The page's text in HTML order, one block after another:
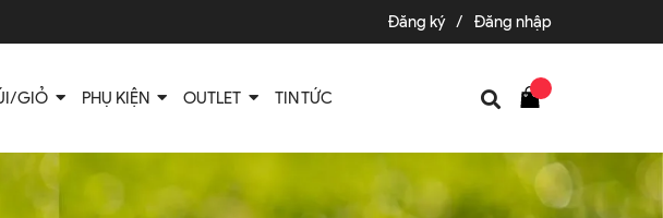
Đăng ký / Đăng nhập
GIỎ PHỤ KIỆN OUTLET TIN TỨC